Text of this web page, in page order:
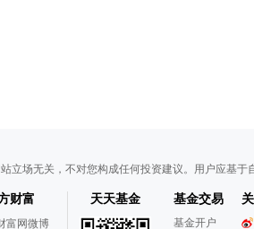
立场无关，不对您构成任何投资建议。用户应基于
财富
富网微博
天天基金 基金交易
基金开户